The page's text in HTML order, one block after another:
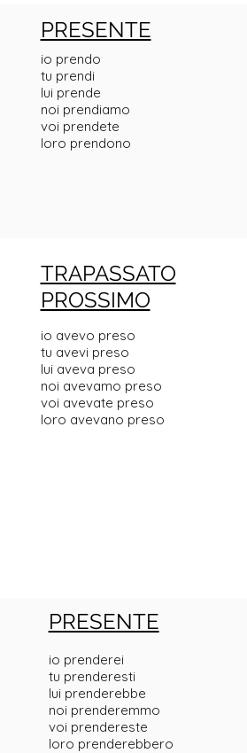
PRESENTE
io prendo
tu prendi
lui prende
noi prendiamo
voi prendete
loro prendono
TRAPASSATO
PROSSIMO
io avevo preso
tu avevi preso
lui aveva preso
noi avevamo preso
voi avevate preso
loro avevano preso
PRESENTE
io prenderei
tu prenderesti
lui prenderebbe
noi prenderemmo
voi prendereste
loro prenderebbero